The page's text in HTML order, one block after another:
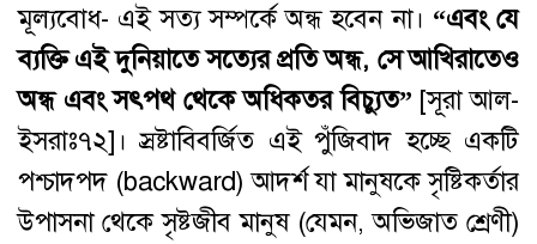
মূল্যবোধ- এই সত্য সম্পর্কে অন্ধ হবেন না। “এবং যে
ব্যক্তি এই দুনিয়াতে সত্যের প্রতি অন্ধ, সে আখিরাতেও
অন্ধ এবং সৎপথ থেকে অধিকতর বিচ্যুত” [সূরা আল-
ইসরাঃ৭২]। স্রষ্টাবিবর্জিত এই পুঁজিবাদ হচ্ছে একটি
পশ্চাদপদ (backward) আদর্শ যা মানুষকে সৃষ্টিকর্তার
উপাসনা থেকে সৃষ্টজীব মানুষ (যেমন, অভিজাত শ্রেণী)